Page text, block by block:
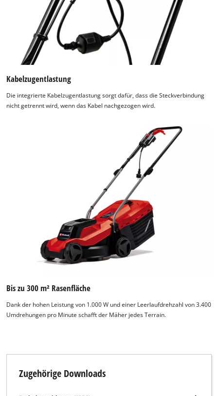
Kabelzugentlastung
Die integrierte Kabelzugentlastung sorgt dafür, dass die Steckverbindung
nicht getrennt wird, wenn das Kabel nachgezogen wird.
Bis zu 300 m² Rasenfläche
Dank der hohen Leistung von 1.000 W und einer Leerlaufdrehzahl von 3.400
Umdrehungen pro Minute schafft der Mäher jedes Terrain.
Zugehörige Downloads